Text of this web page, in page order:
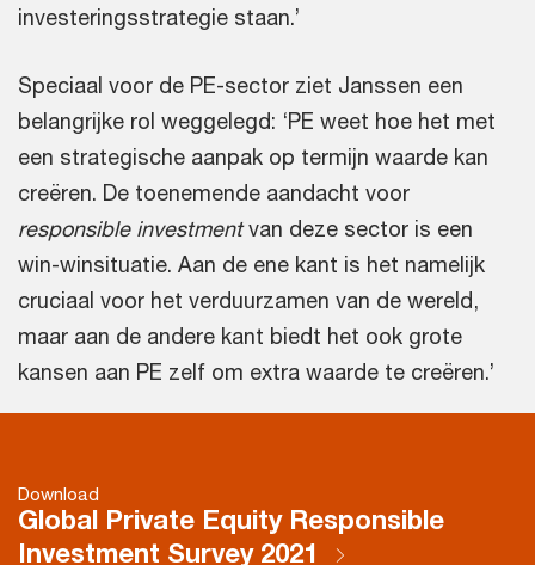
investeringsstrategie staan.’
Speciaal voor de PE-sector ziet Janssen een
belangrijke rol weggelegd: ‘PE weet hoe het met
een strategische aanpak op termijn waarde kan
creëren. De toenemende aandacht voor
responsible investmentvan deze sector is een
win-winsituatie. Aan de ene kant is het namelijk
cruciaal voor het verduurzamen van de wereld,
maar aan de andere kant biedt het ook grote
kansen aan PE zelf om extra waarde te creëren.’
Download
Global Private Equity Responsible
Investment Survey 2021